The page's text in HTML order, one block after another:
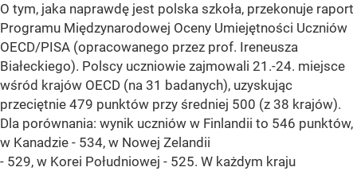
O tym, jaka naprawdę jest polska szkoła, przekonuje raport
Programu Międzynarodowej Oceny Umiejętności Uczniów
OECD/PISA (opracowanego przez prof. Ireneusza
Białeckiego). Polscy uczniowie zajmowali 21.-24. miejsce
wśród krajów OECD (na 31 badanych), uzyskując
przeciętnie 479 punktów przy średniej 500 (z 38 krajów).
Dla porównania: wynik uczniów w Finlandii to 546 punktów,
w Kanadzie - 534, w Nowej Zelandii
- 529, w Korei Południowej - 525. W każdym kraju